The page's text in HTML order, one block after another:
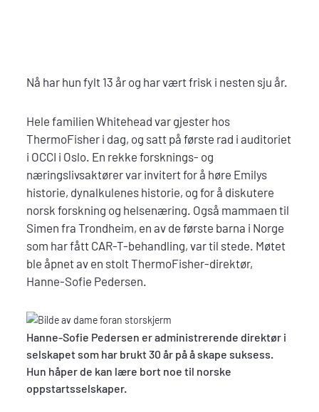
Nå har hun fylt 13 år og har vært frisk i nesten sju år.
Hele familien Whitehead var gjester hos
ThermoFisher i dag, og satt på første rad i auditoriet
i OCCI i Oslo. En rekke forsknings- og
næringslivsaktører var invitert for å høre Emilys
historie, dynalkulenes historie, og for å diskutere
norsk forskning og helsenæring. Også mammaen til
Simen fra Trondheim, en av de første barna i Norge
som har fått CAR-T-behandling, var til stede. Møtet
ble åpnet av en stolt ThermoFisher-direktør,
Hanne-Sofie Pedersen.
Hanne-Sofie Pedersen er administrerende direktør i
selskapet som har brukt 30 år på å skape suksess.
Hun håper de kan lære bort noe til norske
oppstartsselskaper.